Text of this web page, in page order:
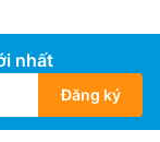
nhất
Đăng ký